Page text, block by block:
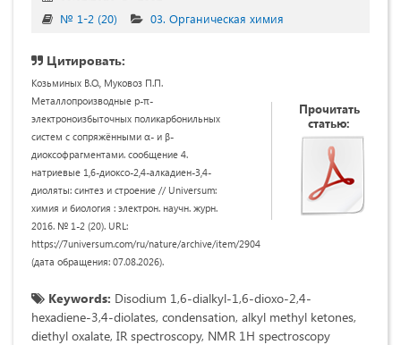
№ 1-2 (20)
03. Органическая химия
Цитировать:
Козьминых В.О., Муковоз П.П.
Металлопроизводные p-π-
электроноизбыточных поликарбонильных
систем с сопряжёнными α- и β-
диоксофрагментами. сообщение 4.
натриевые 1,6-диоксо-2,4-алкадиен-3,4-
диоляты: синтез и строение // Universum:
химия и биология : электрон. научн. журн.
2016. № 1-2 (20). URL:
https://7universum.com/ru/nature/archive/item/2904
(дата обращения: 07.08.2026).
Прочитать
статью:
Keywords: Disodium 1,6-dialkyl-1,6-dioxo-2,4-
hexadiene-3,4-diolates, condensation, alkyl methyl ketones,
diethyl oxalate, IR spectroscopy, NMR 1H spectroscopy